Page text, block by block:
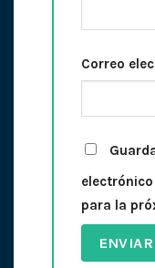
Correo
para la